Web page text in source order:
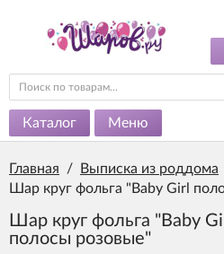
Каталог Меню
Главная / Выписка из роддома
Шар круг фольга "Baby Girl
Шар круг фольга "Baby
полосы розовые"